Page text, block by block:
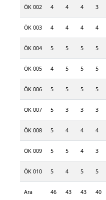
ÖK 002 4 4 4 3
ÖK 003 4 4 4 4
ÖK 004 5 5 5 5
ÖK 005 4 5 5 5
ÖK 006 5 5 5 5
ÖK 007 5 3 3 3
ÖK 008 5 4 4 4
ÖK 009 5 5 4 3
ÖK 010 5 4 5 5
Ara
46 43 43 40